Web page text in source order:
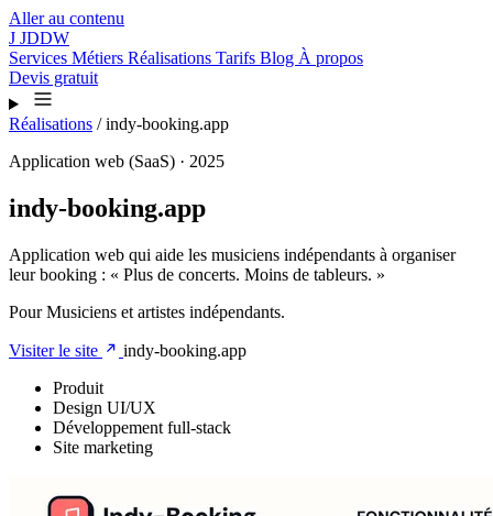
Aller au contenu
J JDDW
Services Métiers Réalisations Tarifs Blog À propos
Devis gratuit
Réalisations / indy-booking.app
Application web (SaaS) · 2025
indy-booking.app
Application web qui aide les musiciens indépendants à organiser
leur booking : « Plus de concerts. Moins de tableurs. »
Pour Musiciens et artistes indépendants.
Visiter le site
indy-booking.app
Produit
Design UI/UX
Développement full-stack
Site marketing